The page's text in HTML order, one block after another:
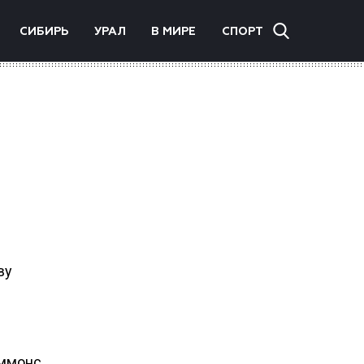
СИБИРЬ УРАЛ В МИРЕ СПОРТ